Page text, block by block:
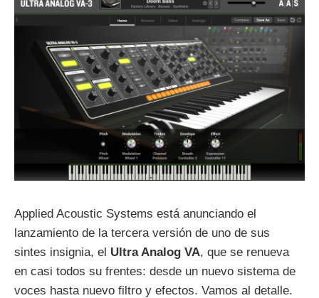
Applied Acoustic Systems está anunciando el
lanzamiento de la tercera versión de uno de sus
sintes insignia, el Ultra Analog VA, que se renueva
en casi todos su frentes: desde un nuevo sistema de
voces hasta nuevo filtro y efectos. Vamos al detalle.